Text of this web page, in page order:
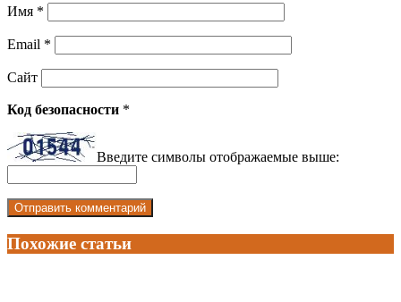
Имя *
Email *
Сайт
Код безопасности *
Введите символы отображаемые выше:
Похожие статьи